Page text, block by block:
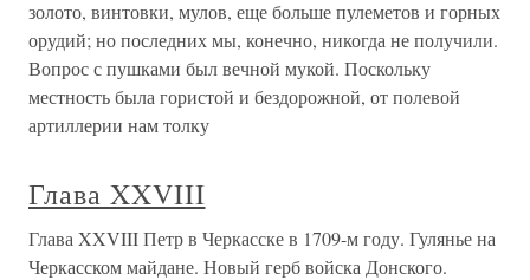
золото, винтовки, мулов, еще больше пулеметов и горных
орудий; но последних мы, конечно, никогда не получили.
Вопрос с пушками был вечной мукой. Поскольку
местность была гористой и бездорожной, от полевой
артиллерии нам толку
Глава XXVIII
Глава XXVIII Петр в Черкасске в 1709-м году. Гулянье на
Черкасском майдане. Новый герб войска Донского.